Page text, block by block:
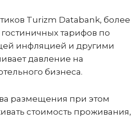
Turizm Databank, более
тарифов по
инфляцией и другими
давление на
бизнеса.
размещения при этом
стоимость проживания,